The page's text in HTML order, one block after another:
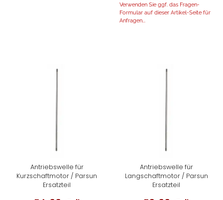
Verwenden Sie ggf. das Fragen-
Formular auf dieser Artikel-Seite für
Anfragen...
Antriebswelle für
Kurzschaftmotor / Parsun
Ersatzteil
Antriebswelle für
Langschaftmotor / Parsun
Ersatzteil